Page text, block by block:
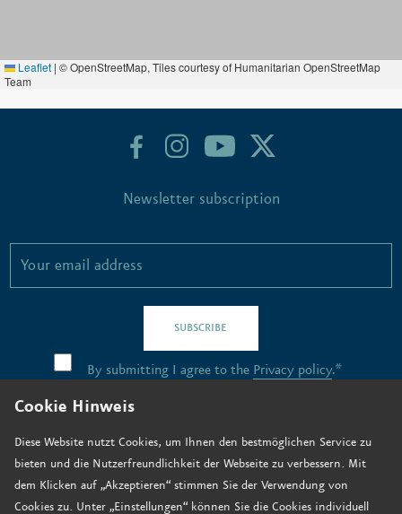
Cookie Hinweis
Diese Website nutzt Cookies, um Ihnen den bestmöglichen Service zu
bieten und die Nutzerfreundlichkeit der Webseite zu verbessern. Mit
dem Klicken auf „Akzeptieren“ stimmen Sie der Verwendung von
Cookies zu. Unter „Einstellungen“ können Sie die Cookies individuell
Leaflet | © OpenStreetMap, Tiles courtesy of Humanitarian OpenStreetMap
Team
Newsletter subscription
SUBSCRIBE
By submitting I agree to the Privacy policy.*
Contact
Job vacancies
How to find us